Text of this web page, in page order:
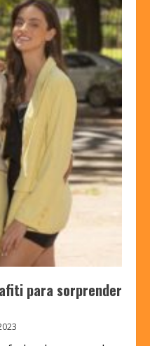
para sorprender